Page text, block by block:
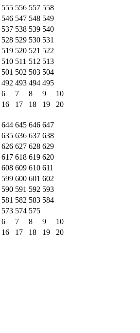
555 556 557 558
546 547 548 549
537 538 539 540
528 529 530 531
519 520 521 522
510 511 512 513
501 502 503 504
492 493 494 495
6 7 8 9
10
16 17 18 19
20
644 645 646 647
635 636 637 638
626 627 628 629
617 618 619 620
608 609 610 611
599 600 601 602
590 591 592 593
581 582 583 584
573 574 575
6 7 8 9
10
16 17 18 19
20